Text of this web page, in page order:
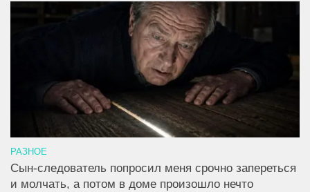
РАЗНОЕ
Сын-следователь попросил меня срочно запереться
и молчать, а потом в доме произошло нечто